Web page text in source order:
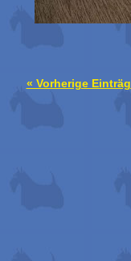
« Vorherige